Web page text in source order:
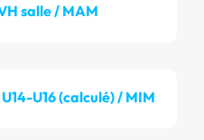
salle / MAM
U16 (calculé) / MIM